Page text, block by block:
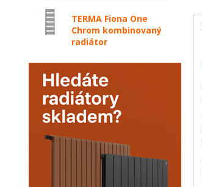
TERMA Fiona One
Chrom kombinovaný
radiátor